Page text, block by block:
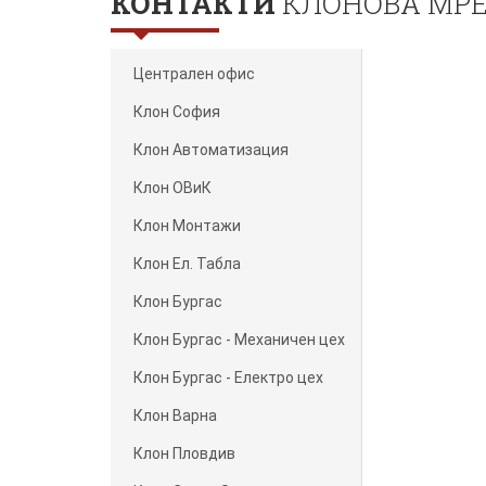
Централен офис
Клон София
Клон Автоматизация
Клон ОВиК
Клон Монтажи
Клон Ел. Табла
Клон Бургас
Клон Бургас - Механичен цех
Клон Бургас - Електро цех
Клон Варна
Клон Пловдив